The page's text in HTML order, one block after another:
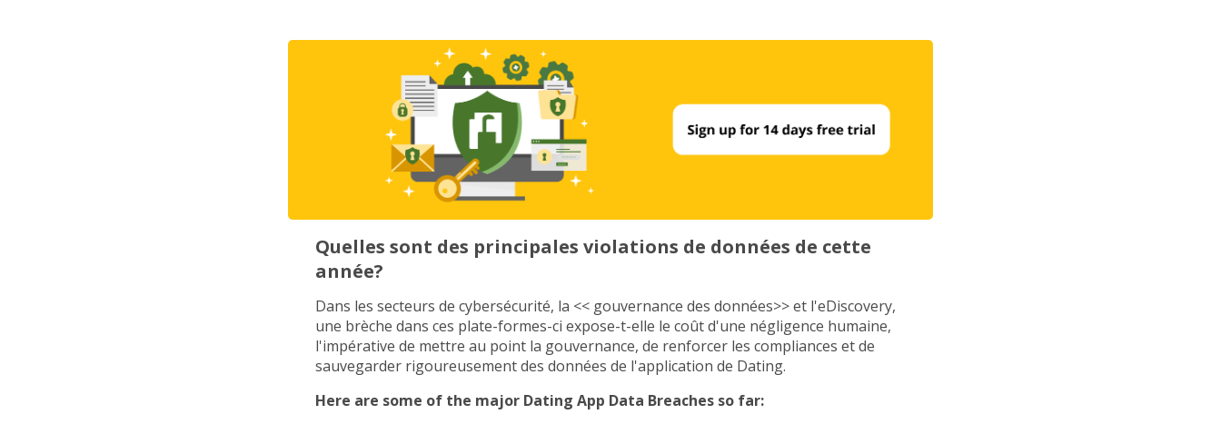
Quelles sont des principales violations de données de cette
année?
Dans les secteurs de cybersécurité, la << gouvernance des données>> et l'eDiscovery,
une brèche dans ces plate-formes-ci expose-t-elle le coût d'une négligence humaine,
l'impérative de mettre au point la gouvernance, de renforcer les compliances et de
sauvegarder rigoureusement des données de l'application de Dating.
Here are some of the major Dating App Data Breaches so far: